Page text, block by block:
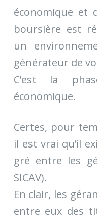
économique et
boursière est
un
générateur de
C’est la
économique.
Certes, pour
il est vrai qu’il
gré entre les
SICAV).
En clair, les
entre eux des